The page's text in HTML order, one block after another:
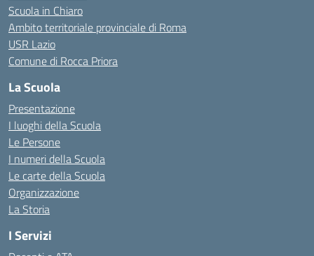
Scuola in Chiaro
Ambito territoriale provinciale di Roma
USR Lazio
Comune di Rocca Priora
La Scuola
Presentazione
I luoghi della Scuola
Le Persone
I numeri della Scuola
Le carte della Scuola
Organizzazione
La Storia
I Servizi